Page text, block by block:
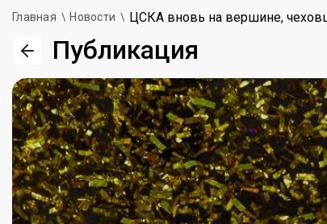
Главная Новости ЦСКА вновь на вершине,
Публикация